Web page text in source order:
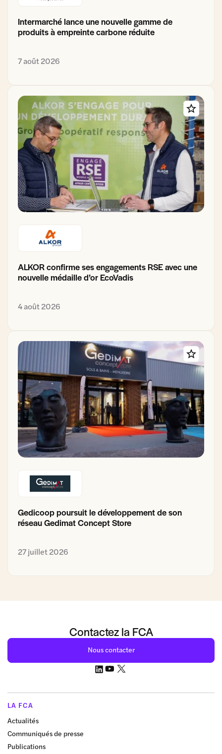
Intermarché lance une nouvelle gamme de
produits à empreinte carbone réduite
7 août 2026
ALKOR confirme ses engagements RSE avec une
nouvelle médaille d’or EcoVadis
4 août 2026
Gedicoop poursuit le développement de son
réseau Gedimat Concept Store
27 juillet 2026
Contactez la FCA
Nous contacter
LA FCA
Actualités
Communiqués de presse
Publications